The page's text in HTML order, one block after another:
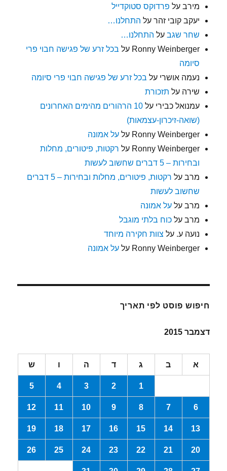
מירב על פרדוקס סטוקדייל
יעקב קובי זהר על התחלנו…
שחר שגב על התחלנו…
Ronny Weinberger על בכל זרע של פגישה חבוי פרי
סיומה
נעמה אושרי על בכל זרע של פגישה חבוי פרי סיומה
שירה על תזכורת
עמנואל כבירי על
10 הרהורים מהימים האחרונים
(שואה-זיכרון-עצמאות)
Ronny Weinberger עלעל אמונה
Ronny Weinberger על רקטות, פיטורים, מחלות
ובחירות – 5 דברים שחשוב לעשות
מרב על
רקטות, פיטורים, מחלות ובחירות – 5 דברים
שחשוב לעשות
מרב עלעל אמונה
מרב עלכוח בלתי מוגבל
נועה ע. על צוות חקירה מיוחד
Ronny Weinberger עלעל אמונה
חיפוש פוסט לפי תאריך
דצמבר 2015
א ב ג ד ה ו ש
1
2
3
4
5
6
7
8
9
10
11
12
13
14
15
16
17
18
19
20
21
22
23
24
25
26